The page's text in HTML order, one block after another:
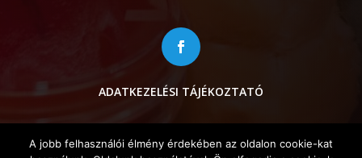
ADATKEZELÉSI TÁJÉKOZTATÓ
2024 © Duo-Bakt Laboratórium | Minden jog fenntartva!
A jobb felhasználói élmény érdekében az oldalon cookie-kat